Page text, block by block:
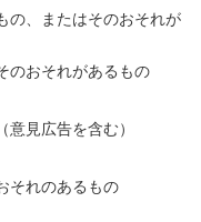
の、またはそのおそれが
のおそれがあるもの
見広告を含む）
それのあるもの